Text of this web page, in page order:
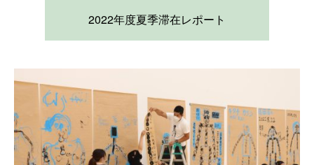
2022年度夏季滞在レポート